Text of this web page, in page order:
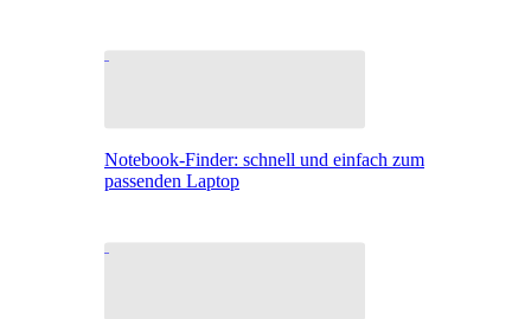
Notebook-Finder: schnell und einfach zum
passenden Laptop